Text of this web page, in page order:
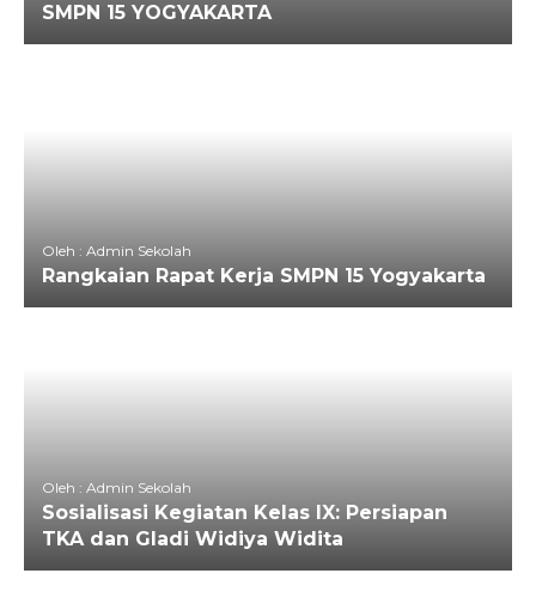
SMPN 15 YOGYAKARTA
Oleh : Admin Sekolah
Rangkaian Rapat Kerja SMPN 15 Yogyakarta
Oleh : Admin Sekolah
Sosialisasi Kegiatan Kelas IX: Persiapan
TKA dan Gladi Widiya Widita